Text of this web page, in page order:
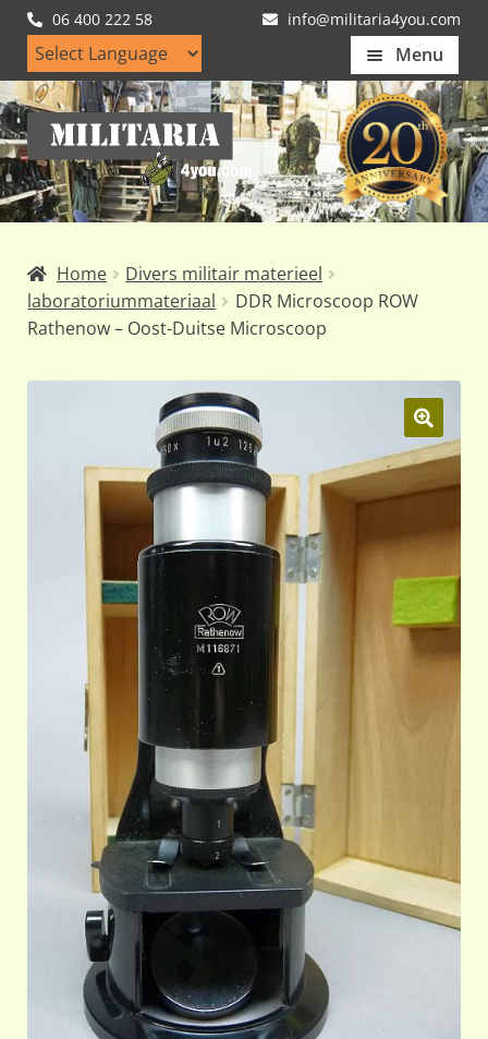
06 400 222 58 info@militaria4you.com
Menu
Home
Artikelen
Nieuws
Klantfotos
Mijn Account
Ga
door
naar
navigatie
Ga
naar
de
inhoud
Home
Divers militair materieel
laboratoriummateriaal
DDR Microscoop ROW
Rathenow – Oost-Duitse Microscoop
🔍